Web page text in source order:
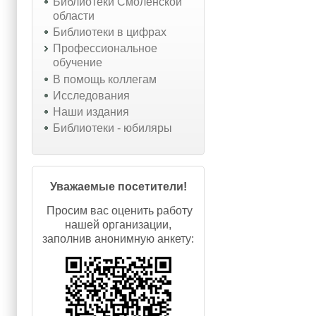
области
Библиотеки в цифрах
Профессиональное
обучение
В помощь коллегам
Исследования
Наши издания
Библиотеки - юбиляры
Уважаемые посетители!
Просим вас оценить работу
нашей организации,
заполнив анонимную анкету: